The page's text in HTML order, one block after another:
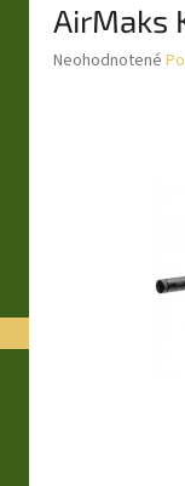
AirMaks
Priemerné
Neohodnotené